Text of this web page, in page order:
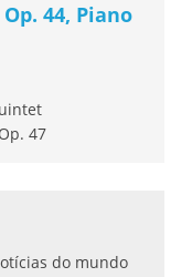
44, Piano
do mundo